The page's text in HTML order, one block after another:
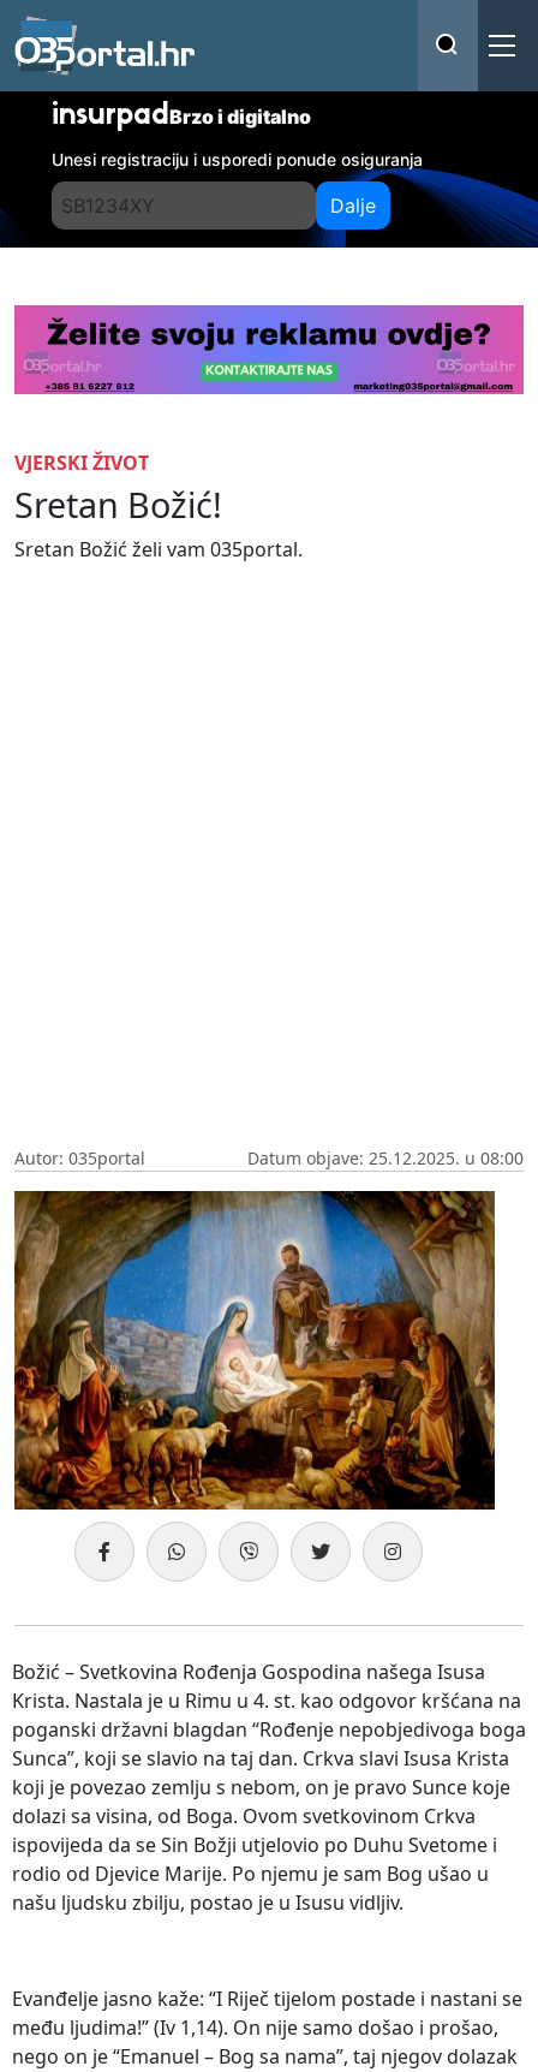
insurpadBrzo i digitalno
Unesi registraciju i usporedi ponude osiguranja
Dalje
VJERSKI ŽIVOT
Sretan Božić!
Sretan Božić želi vam 035portal.
Autor: 035portal Datum objave: 25.12.2025. u 08:00
Božić – Svetkovina Rođenja Gospodina našega Isusa
Krista. Nastala je u Rimu u 4. st. kao odgovor kršćana na
poganski državni blagdan “Rođenje nepobjedivoga boga
Sunca”, koji se slavio na taj dan. Crkva slavi Isusa Krista
koji je povezao zemlju s nebom, on je pravo Sunce koje
dolazi sa visina, od Boga. Ovom svetkovinom Crkva
ispovijeda da se Sin Božji utjelovio po Duhu Svetome i
rodio od Djevice Marije. Po njemu je sam Bog ušao u
našu ljudsku zbilju, postao je u Isusu vidljiv.
Evanđelje jasno kaže: “I Riječ tijelom postade i nastani se
među ljudima!” (Iv 1,14). On nije samo došao i prošao,
nego on je “Emanuel – Bog sa nama”, taj njegov dolazak